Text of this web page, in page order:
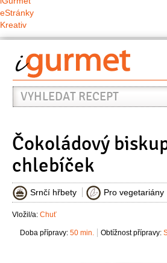
eStránky
Kreativ
Vyhledat
recept
Čokoládový
chlebíček
Srnčí hřbety Pro vegetariány
Vložil/a: Chuť
Obtížnost přípravy:
Doba přípravy: 50 min.